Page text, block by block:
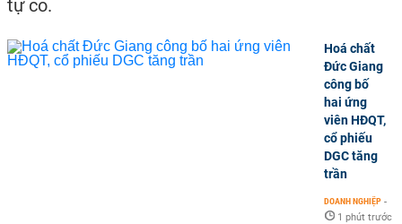
tự có.
Hoá chất
Đức Giang
công bố
hai ứng
viên HĐQT,
cổ phiếu
DGC tăng
trần
DOANH NGHIỆP -
1 phút trước